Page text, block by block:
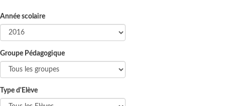
Année scolaire
Groupe Pédagogique
Type d'Elève